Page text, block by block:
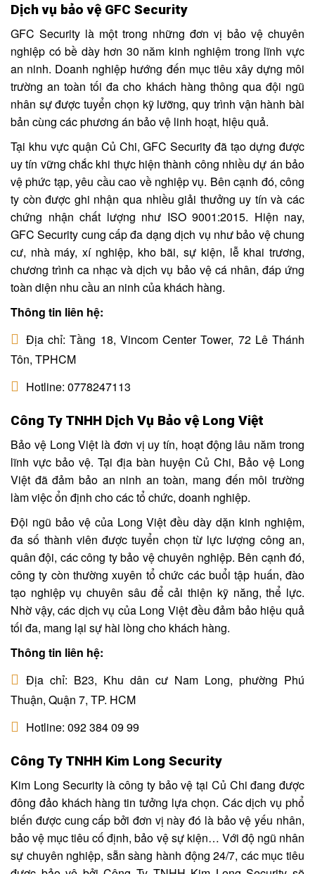
Dịch vụ bảo vệ GFC Security
GFC Security là một trong những đơn vị bảo vệ chuyên
nghiệp có bề dày hơn 30 năm kinh nghiệm trong lĩnh vực
an ninh. Doanh nghiệp hướng đến mục tiêu xây dựng môi
trường an toàn tối đa cho khách hàng thông qua đội ngũ
nhân sự được tuyển chọn kỹ lưỡng, quy trình vận hành bài
bản cùng các phương án bảo vệ linh hoạt, hiệu quả.
Tại khu vực quận Củ Chi, GFC Security đã tạo dựng được
uy tín vững chắc khi thực hiện thành công nhiều dự án bảo
vệ phức tạp, yêu cầu cao về nghiệp vụ. Bên cạnh đó, công
ty còn được ghi nhận qua nhiều giải thưởng uy tín và các
chứng nhận chất lượng như ISO 9001:2015. Hiện nay,
GFC Security cung cấp đa dạng dịch vụ như bảo vệ chung
cư, nhà máy, xí nghiệp, kho bãi, sự kiện, lễ khai trương,
chương trình ca nhạc và dịch vụ bảo vệ cá nhân, đáp ứng
toàn diện nhu cầu an ninh của khách hàng.
Thông tin liên hệ:
Địa chỉ: Tầng 18, Vincom Center Tower, 72 Lê Thánh
Tôn, TPHCM
Hotline: 0778247113
Công Ty TNHH Dịch Vụ Bảo vệ Long Việt
Bảo vệ Long Việt là đơn vị uy tín, hoạt động lâu năm trong
lĩnh vực bảo vệ. Tại địa bàn huyện Củ Chi, Bảo vệ Long
Việt đã đảm bảo an ninh an toàn, mang đến môi trường
làm việc ổn định cho các tổ chức, doanh nghiệp.
Đội ngũ bảo vệ của Long Việt đều dày dặn kinh nghiệm,
đa số thành viên được tuyển chọn từ lực lượng công an,
quân đội, các công ty bảo vệ chuyên nghiệp. Bên cạnh đó,
công ty còn thường xuyên tổ chức các buổi tập huấn, đào
tạo nghiệp vụ chuyên sâu để cải thiện kỹ năng, thể lực.
Nhờ vậy, các dịch vụ của Long Việt đều đảm bảo hiệu quả
tối đa, mang lại sự hài lòng cho khách hàng.
Thông tin liên hệ:
Địa chỉ: B23, Khu dân cư Nam Long, phường Phú
Thuận, Quận 7, TP. HCM
Hotline: 092 384 09 99
Công Ty TNHH Kim Long Security
Kim Long Security là công ty bảo vệ tại Củ Chi đang được
đông đảo khách hàng tin tưởng lựa chọn. Các dịch vụ phổ
biến được cung cấp bởi đơn vị này đó là bảo vệ yếu nhân,
bảo vệ mục tiêu cố định, bảo vệ sự kiện… Với độ ngũ nhân
sự chuyên nghiệp, sẵn sàng hành động 24/7, các mục tiêu